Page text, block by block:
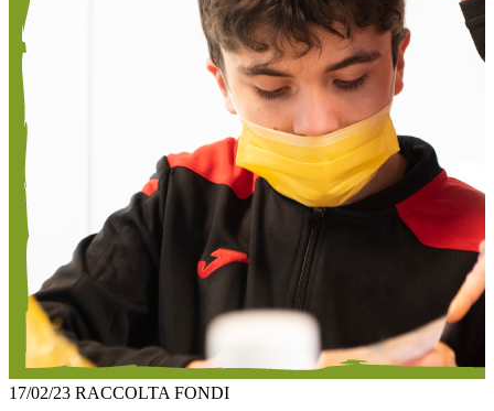
17/02/23 RACCOLTA FONDI